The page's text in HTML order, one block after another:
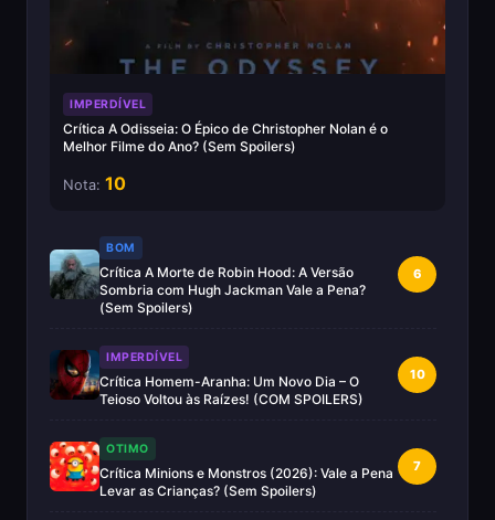
IMPERDÍVEL
Crítica A Odisseia: O Épico de Christopher Nolan é o
Melhor Filme do Ano? (Sem Spoilers)
Nota: 10
BOM
Crítica A Morte de Robin Hood: A Versão
Sombria com Hugh Jackman Vale a Pena?
(Sem Spoilers)
6
IMPERDÍVEL
Crítica Homem-Aranha: Um Novo Dia – O
Teioso Voltou às Raízes! (COM SPOILERS)
10
OTIMO
Crítica Minions e Monstros (2026): Vale a Pena
Levar as Crianças? (Sem Spoilers)
7